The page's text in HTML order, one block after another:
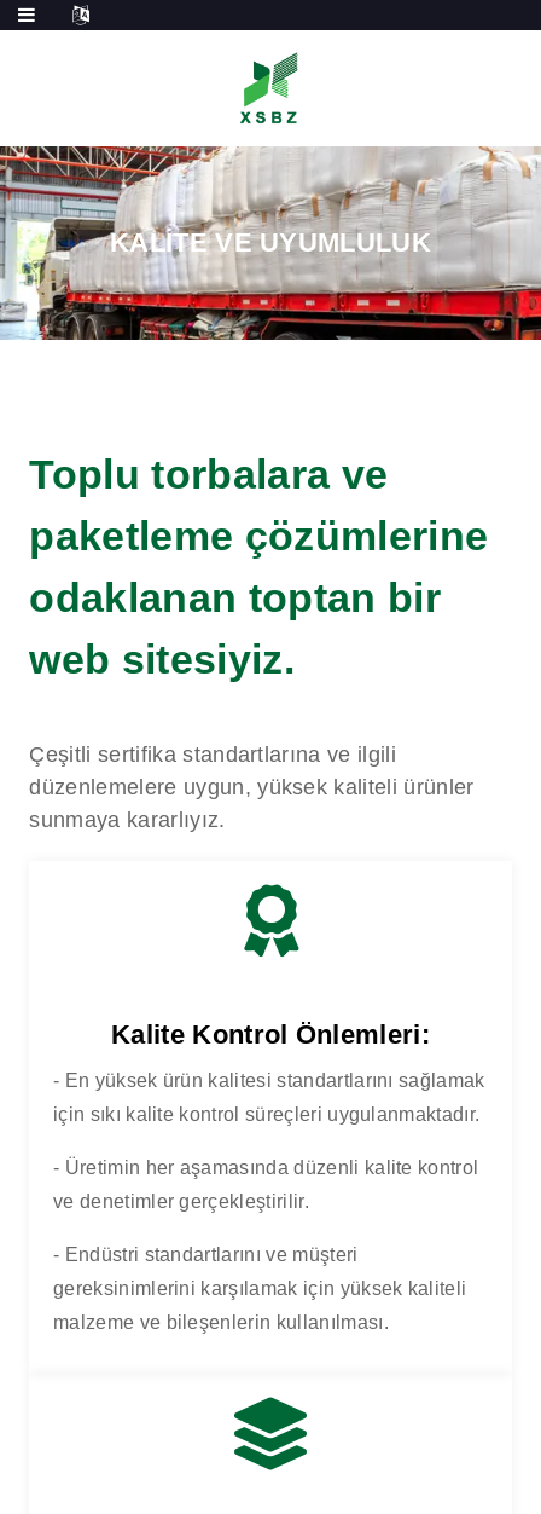
KALITE VE UYUMLULUK
Toplu torbalara ve
paketleme çözümlerine
odaklanan toptan bir
web sitesiyiz.
Çeşitli sertifika standartlarına ve ilgili
düzenlemelere uygun, yüksek kaliteli ürünler
sunmaya kararlıyız.
Kalite Kontrol Önlemleri:
- En yüksek ürün kalitesi standartlarını sağlamak
için sıkı kalite kontrol süreçleri uygulanmaktadır.
- Üretimin her aşamasında düzenli kalite kontrol
ve denetimler gerçekleştirilir.
- Endüstri standartlarını ve müşteri
gereksinimlerini karşılamak için yüksek kaliteli
malzeme ve bileşenlerin kullanılması.